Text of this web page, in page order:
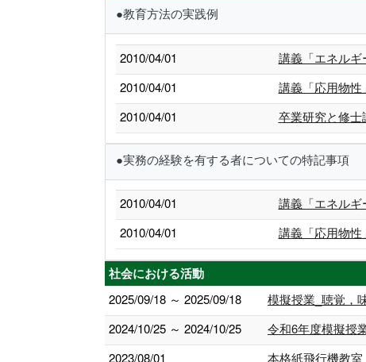
●教育方法の実践例
2010/04/01
講義「エネル
2010/04/01
講義「応用物
2010/04/01
卒業研究と修
●実務の経験を有する者についての特記事項
2010/04/01
講義「エネル
2010/04/01
講義「応用物
社会における活動
2025/09/18 ～ 2025/09/18
模擬授業_聴覚，
2024/10/25 ～ 2024/10/25
令和6年度模擬授
2023/08/01
本格紙飛行機教室